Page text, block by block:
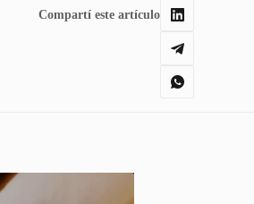
Compartí este artículo